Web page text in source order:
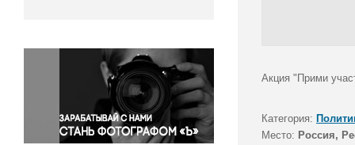
Окружающая среда
Политика
Правосудие
Происшествия и конфликты
Религия
Акция "Прими
Категория:
Место: Россия,